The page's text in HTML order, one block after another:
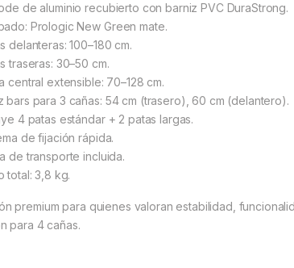
de aluminio recubierto con barniz PVC DuraStrong.
Prologic New Green mate.
delanteras: 100–180 cm.
traseras: 30–50 cm.
central extensible: 70–128 cm.
bars para 3 cañas: 54 cm (trasero), 60 cm (delantero).
4 patas estándar + 2 patas largas.
de fijación rápida.
de transporte incluida.
total: 3,8 kg.
premium para quienes valoran estabilidad,
para 4 cañas.